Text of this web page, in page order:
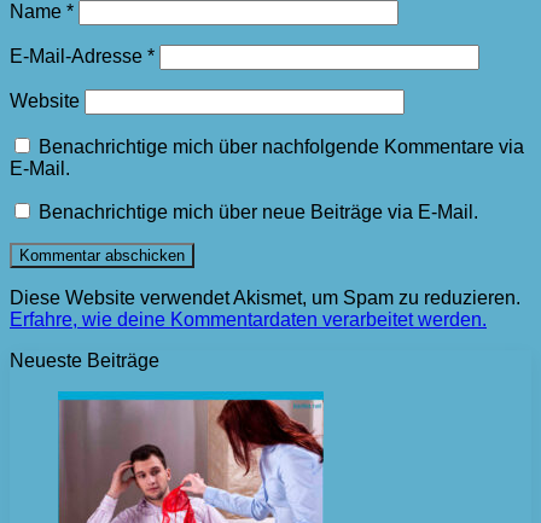
Name *
E-Mail-Adresse *
Website
Benachrichtige mich über nachfolgende Kommentare via
E-Mail.
Benachrichtige mich über neue Beiträge via E-Mail.
Diese Website verwendet Akismet, um Spam zu reduzieren.
Erfahre, wie deine Kommentardaten verarbeitet werden.
Neueste Beiträge